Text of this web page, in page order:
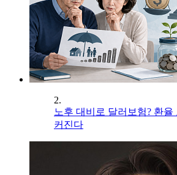
2.
노후 대비로 달러보험? 환
커진다